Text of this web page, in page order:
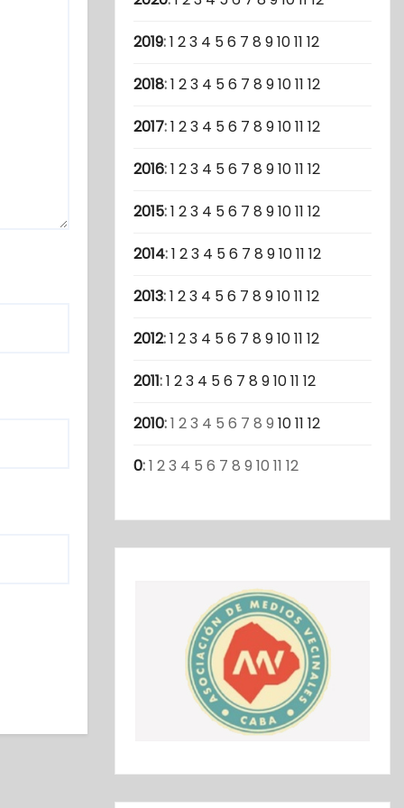
2019:1 23 4 56 7 8 91011 12
2018:1 23 4 56 7 8 91011 12
2017:1 23 4 56 7 8 91011 12
2016:1 23 4 56 7 8 91011 12
2015:1 23 4 56 7 8 91011 12
2014:1 23 4 56 7 8 91011 12
2013:1 23 4 56 7 8 91011 12
2012:1 23 4 56 7 8 91011 12
2011:1 23 4 56 7 8 91011 12
2010:1 23 4 5 6 7 8 9 1011 12
0:1 23 4 5 6 7 8 9 10 11 12